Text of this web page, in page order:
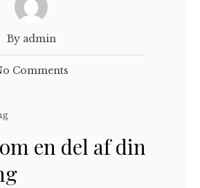
By admin
Comments
en del af din